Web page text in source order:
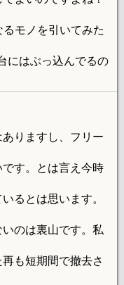
モノを引いてみた
にはぶっ込んでるの
りますし、フリー
す。とは言え今時
るとは思います。
のは裏山です。私
も短期間で撤去さ